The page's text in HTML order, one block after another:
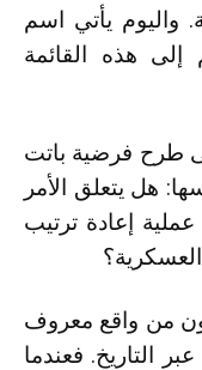
واليوم يأتي اسم
إلى هذه القائمة
طرح فرضية باتت
هل يتعلق الأمر
إعادة ترتيب
من واقع معروف
التاريخ. فعندما